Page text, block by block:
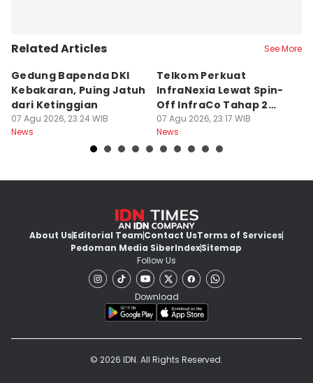
Related Articles See More
Gedung Bapenda DKI
Kebakaran, Puing Jatuh
dari Ketinggian
07 Agu 2026, 23:24 WIB
News
Telkom Perkuat
InfraNexia Lewat Spin-
Off InfraCo Tahap 2
Rp49,9 T
07 Agu 2026, 23:17 WIB
News
About UsEditorial TeamContact UsTerms of Services
Pedoman Media SiberIndexSitemap
Follow Us
Download
© 2026 IDN. All Rights Reserved.